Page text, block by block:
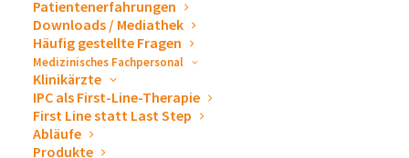
Patientenerfahrungen
Downloads / Mediathek
Häufig gestellte Fragen
Medizinisches Fachpersonal
Klinikärzte
IPC als First-Line-Therapie
First Line statt Last Step
Abläufe
Produkte
DMP Tagung Pneumo
Update 2023
1. April 2023 / 8:00